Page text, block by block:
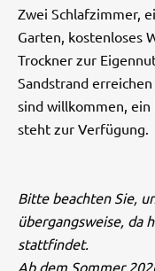
Zwei Schlafzimmer,
Garten, kostenloses
Trockner zur
Sandstrand
sind willkommen, ein
steht zur Verfügung.
Bitte beachten Sie,
übergangsweise, da
stattfindet.
Ab dem Sommer